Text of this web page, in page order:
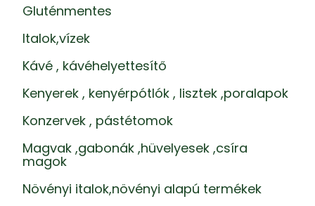
Gluténmentes
Italok,vízek
Kávé , kávéhelyettesítő
Kenyerek , kenyérpótlók , lisztek ,poralapok
Konzervek , pástétomok
Magvak ,gabonák ,hüvelyesek ,csíra
magok
Növényi italok,növényi alapú termékek